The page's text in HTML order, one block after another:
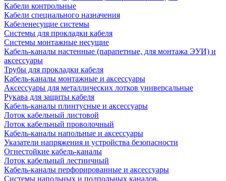
Кабели контрольные
Кабели специального назначения
Кабеленесущие системы
Системы для прокладки кабеля
Системы монтажные несущие
Кабель-каналы настенные (парапетные, для монтажа ЭУИ) и
аксессуары
Трубы для прокладки кабеля
Кабель-каналы монтажные и аксессуары
Аксессуары для металлических лотков универсальные
Рукава для защиты кабеля
Кабель-каналы плинтусные и аксессуары
Лоток кабельный листовой
Лоток кабельный проволочный
Кабель-каналы напольные и аксессуары
Указатели напряжения и устройства безопасности
Огнестойкие кабель-каналы
Лоток кабельный лестничный
Кабель-каналы перфорированные и аксессуары
Системы напольных и подпольных каналов,